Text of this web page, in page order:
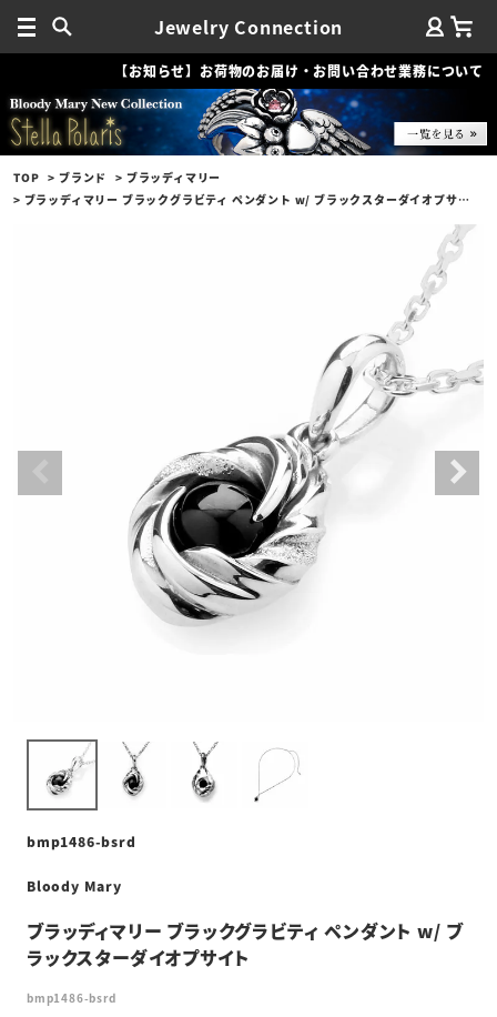
Jewelry Connection
【お知らせ】お荷物のお届け・お問い合わせ業務について
TOP ブランド
ブラッディマリー
ブラッディマリー ブラックグラビティ ペンダント w/ ブラックスターダイオプサイト
bmp1486-bsrd
Bloody Mary
ブラッディマリー ブラックグラビティ ペンダント w/ ブ
ラックスターダイオプサイト
bmp1486-bsrd